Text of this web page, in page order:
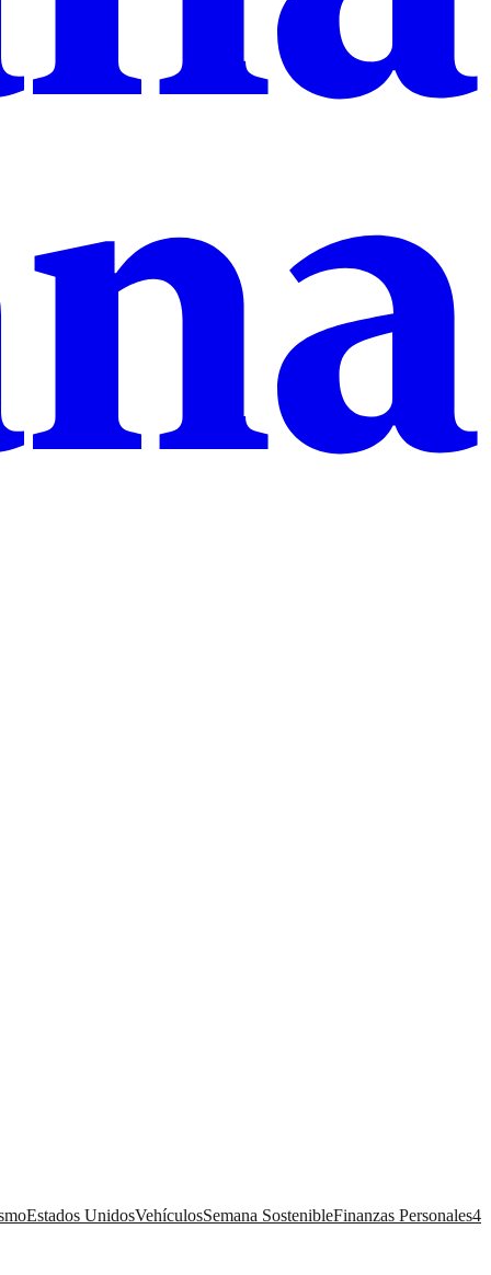
Estados UnidosVehículosSemana SostenibleFinanzas Personales4